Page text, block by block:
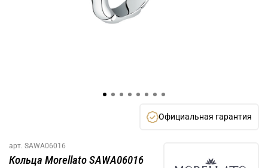
Официальная гарантия
арт. SAWA06016
Кольца Morellato SAWA06016